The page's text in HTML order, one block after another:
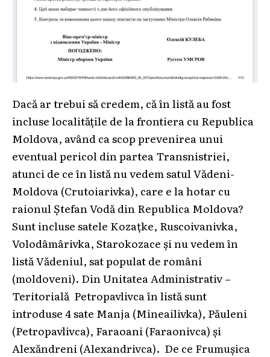
Dacă ar trebui să credem, că în listă au fost
incluse localitățile de la frontiera cu Republica
Moldova, având ca scop prevenirea unui
eventual pericol din partea Transnistriei,
atunci de ce în listă nu vedem satul Vădeni-
Moldova (Crutoiarivka), care e la hotar cu
raionul Ștefan Vodă din Republica Moldova?
Sunt incluse satele Kozațke, Ruscoivanivka,
Volodâmârivka, Starokozace și nu vedem în
listă Vădeniul, sat populat de români
(moldoveni). Din Unitatea Administrativ –
Teritorială Petropavlivca în listă sunt
introduse 4 sate Manja (Mineailivka), Păuleni
(Petropavlivca), Faraoani (Faraonivca) și
Alexăndreni (Alexandrivca). De ce Frumușica